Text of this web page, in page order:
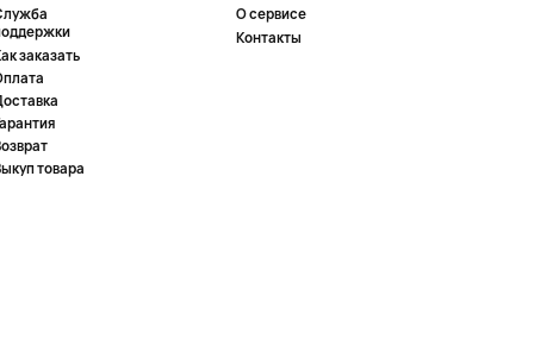
заказать
товара
О сервисе
Контакты